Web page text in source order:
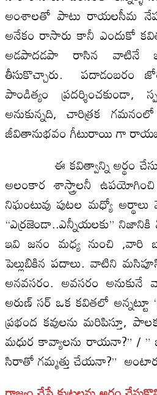
అంశాలతో పాటు రాయలసీమ
అనేకం రాసారు కానీ ఎందుకో
అడపాదడపా రాసిన వాటినే
తీసుకొచ్చారు. పదాడంబరం
పాండిత్యం ప్రదర్శించకుండా,
అనుకున్నది, చారిత్రక
జీవితానుభవం గీటురాయి గా
ఈ కవిత్వాన్ని అర్థం
అలంకార శాస్త్రాలనీ
నిఘంటువు పుటల మధ్యో అర్థాలు
“ఎర్రజెండా..ఎన్నీయలకు”
ఇవి జనం మధ్య నుంచి ,వారి
పెల్లుబికిన పదాలు. వాటిని
అనవసరం. అవసరం అనుకునే
అరుణ్ సర్ ఒక కవితలో
ప్రభంద కవులను మరిపిస్తూ,
మధుర కావ్యాలను రాయనా?” / ”
సిరాతో గమ్మత్తు చేయనా?”